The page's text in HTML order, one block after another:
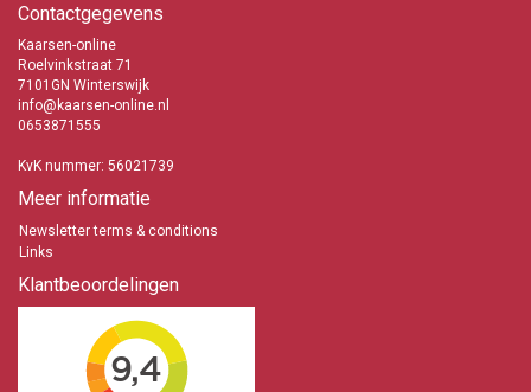
Contactgegevens
Kaarsen-online
Roelvinkstraat 71
7101GN Winterswijk
info@kaarsen-online.nl
0653871555
KvK nummer: 56021739
Meer informatie
Newsletter terms & conditions
Links
Klantbeoordelingen